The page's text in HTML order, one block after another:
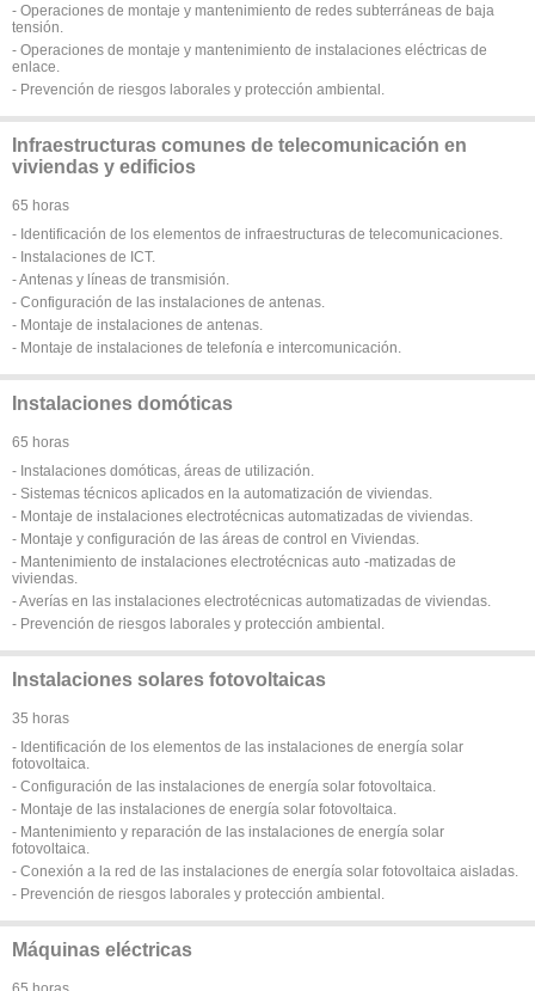
- Operaciones de montaje y mantenimiento de redes subterráneas de baja
tensión.
- Operaciones de montaje y mantenimiento de instalaciones eléctricas de
enlace.
- Prevención de riesgos laborales y protección ambiental.
Infraestructuras comunes de telecomunicación en
viviendas y edificios
65 horas
- Identificación de los elementos de infraestructuras de telecomunicaciones.
- Instalaciones de ICT.
- Antenas y líneas de transmisión.
- Configuración de las instalaciones de antenas.
- Montaje de instalaciones de antenas.
- Montaje de instalaciones de telefonía e intercomunicación.
Instalaciones domóticas
65 horas
- Instalaciones domóticas, áreas de utilización.
- Sistemas técnicos aplicados en la automatización de viviendas.
- Montaje de instalaciones electrotécnicas automatizadas de viviendas.
- Montaje y configuración de las áreas de control en Viviendas.
- Mantenimiento de instalaciones electrotécnicas auto -matizadas de
viviendas.
- Averías en las instalaciones electrotécnicas automatizadas de viviendas.
- Prevención de riesgos laborales y protección ambiental.
Instalaciones solares fotovoltaicas
35 horas
- Identificación de los elementos de las instalaciones de energía solar
fotovoltaica.
- Configuración de las instalaciones de energía solar fotovoltaica.
- Montaje de las instalaciones de energía solar fotovoltaica.
- Mantenimiento y reparación de las instalaciones de energía solar
fotovoltaica.
- Conexión a la red de las instalaciones de energía solar fotovoltaica aisladas.
- Prevención de riesgos laborales y protección ambiental.
Máquinas eléctricas